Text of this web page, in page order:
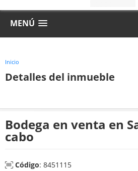
MENÚ
Inicio
Detalles del inmueble
Bodega en venta en
cabo
Código: 8451115